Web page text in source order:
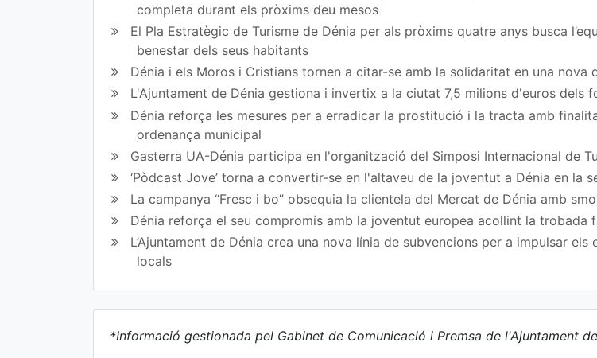
ce
bo
ok
itt
er
completa durant els pròxims deu mesos
El Pla Estratègic de Turisme de Dénia per als pròxims quatre anys busca
benestar dels seus habitants
Dénia i els Moros i Cristians tornen a citar-se amb la solidaritat en una nova
L'Ajuntament de Dénia gestiona i invertix a la ciutat 7,5 milions d'euros dels
Dénia reforça les mesures per a erradicar la prostitució i la tracta amb
ordenança municipal
Gasterra UA-Dénia participa en l'organització del Simposi Internacional de
‘Pòdcast Jove’ torna a convertir-se en l'altaveu de la joventut a Dénia en la
La campanya “Fresc i bo” obsequia la clientela del Mercat de Dénia amb
Dénia reforça el seu compromís amb la joventut europea acollint la trobada
L’Ajuntament de Dénia crea una nova línia de subvencions per a impulsar
locals
*Informació gestionada pel Gabinet de Comunicació i Premsa de l'Ajuntament